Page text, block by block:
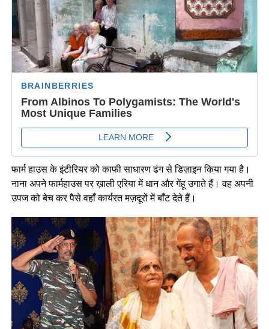
फार्म हाउस के इंटीरियर को काफी साधारण ढंग से डिज़ाइन किया गया है।
नाना अपने फार्महाउस पर ख़ाली एरिया में धान और गेंहू उगाते हैं। वह अपनी
उपज को बेच कर पैसे वहाँ कार्यरत मज़दूरों में बाँट देते हैं।